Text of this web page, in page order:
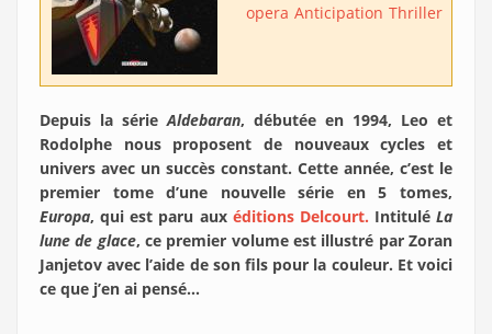
opera Anticipation Thriller
Depuis la sérieAldebaran, débutée en 1994, Leo et
Rodolphe nous proposent de nouveaux cycles et
univers avec un succès constant. Cette année, c’est le
premier tome d’une nouvelle série en 5 tomes,
Europa, qui est paru aux éditions Delcourt. Intitulé La
lune de glace, ce premier volume est illustré par Zoran
Janjetov avec l’aide de son fils pour la couleur. Et voici
ce que j’en ai pensé…